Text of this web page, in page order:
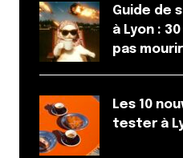
Répondre
Il y a aussi le TCRV :
à Champvert dans le
Terrains couverts et non
philippine
Guide de
à Lyon :
pas mourir
Les 10
tester à